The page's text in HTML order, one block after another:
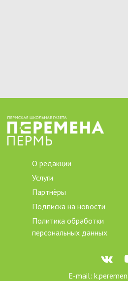
О редакции
Услуги
Партнёры
Подписка на новости
Политика обработки
персональных данных
E-mail: